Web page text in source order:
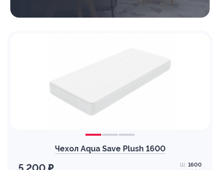
Чехол Aqua Save Plush 1600
Ш: 1600